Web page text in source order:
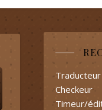
Traducteur
Checkeur
Timeur/